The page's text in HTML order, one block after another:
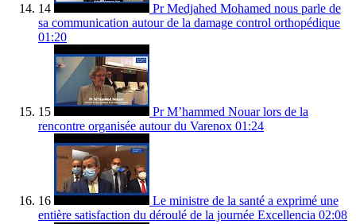
14
Pr Medjahed Mohamed nous parle de
sa communication autour de la damage control orthopédique
01:20
15
Pr M’hammed Nouar lors de la
rencontre organisée autour du Varenox 01:24
16
Le ministre de la santé a exprimé une
entière satisfaction du déroulé de la journée Excellencia 02:08